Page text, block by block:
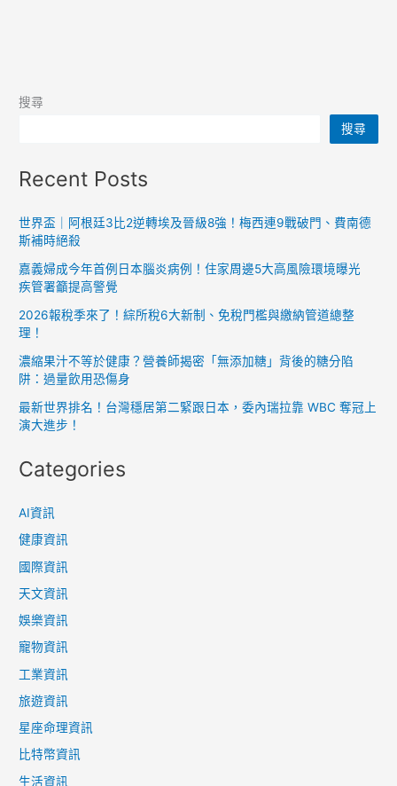
搜尋
搜尋
Recent Posts
世界盃｜阿根廷3比2逆轉埃及晉級8強！梅西連9戰破門、費南德
斯補時絕殺
嘉義婦成今年首例日本腦炎病例！住家周邊5大高風險環境曝光
疾管署籲提高警覺
2026報稅季來了！綜所稅6大新制、免稅門檻與繳納管道總整
理！
濃縮果汁不等於健康？營養師揭密「無添加糖」背後的糖分陷
阱：過量飲用恐傷身
最新世界排名！台灣穩居第二緊跟日本，委內瑞拉靠 WBC 奪冠上
演大進步！
Categories
AI資訊
健康資訊
國際資訊
天文資訊
娛樂資訊
寵物資訊
工業資訊
旅遊資訊
星座命理資訊
比特幣資訊
生活資訊